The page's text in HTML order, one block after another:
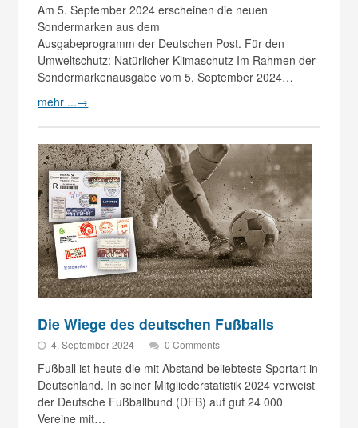
Am 5. September 2024 erscheinen die neuen
Sondermarken aus dem
Ausgabeprogramm der Deutschen Post. Für den
Umweltschutz: Natürlicher Klimaschutz Im Rahmen der
Sondermarkenausgabe vom 5. September 2024…
mehr ...→
Die Wiege des deutschen Fußballs
4. September 2024 0 Comments
Fußball ist heute die mit Abstand beliebteste Sportart in
Deutschland. In seiner Mitgliederstatistik 2024 verweist
der Deutsche Fußballbund (DFB) auf gut 24 000
Vereine mit…